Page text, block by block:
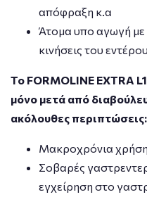
απόφραξη κ.α
Άτομα υπο αγωγή με
κινήσεις του εντέρου
Το FORMOLINE EXTRA
μόνο μετά από
ακόλουθες περιπτώσεις:
Μακροχρόνια
Σοβαρές
εγχείρηση στο